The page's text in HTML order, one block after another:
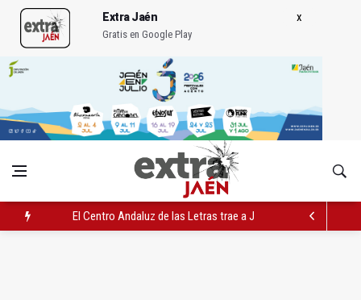
Extra Jaén
Gratis en Google Play
El Centro Andaluz de las Letras trae a Jaén al filósofo Omar